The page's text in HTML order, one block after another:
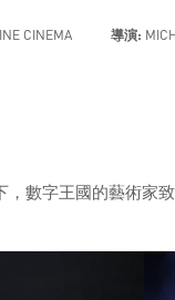
CINEMA 導演:
數字王國的藝術家